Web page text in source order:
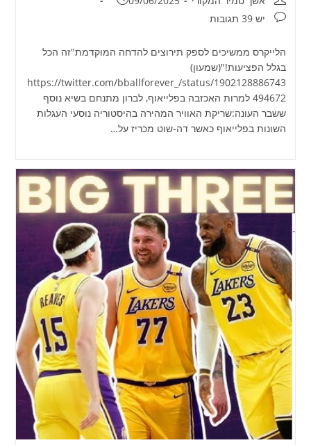
תגובות:
יש 39 תגובות
הלייקרס ממשיכים לספק תירוצים להדחה המוקדמת"זה הכל
בגלל הפציעות!"(שמעון)
https://twitter.com/bballforever_/status/1902128886743
494672 למרות האכזבה בפלייאוף, לברון מתנחם בשיא נוסף
ששבר העונה:שריקת האוויר המהירה בהיסטוריה נוסעי העגלות
השונות בפלייאוף כאשר דה-שוט מכריז על…